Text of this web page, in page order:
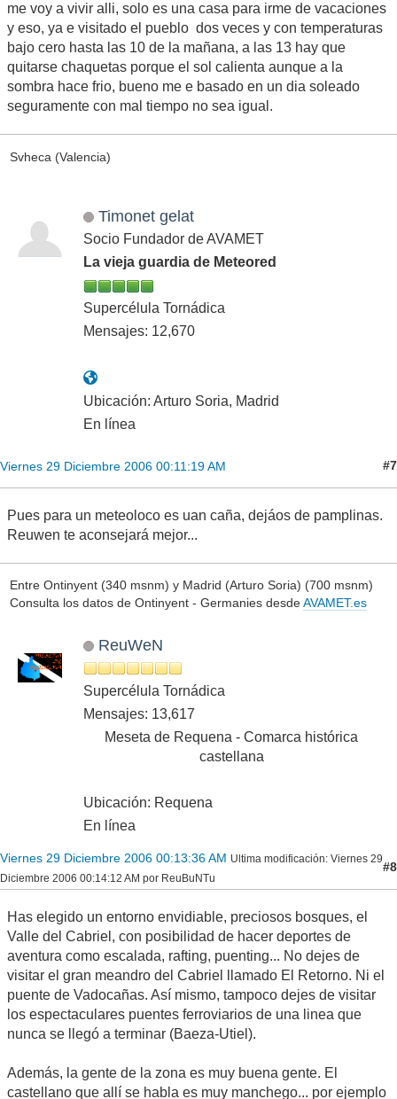
me voy a vivir alli, solo es una casa para irme de vacaciones
y eso, ya e visitado el pueblo dos veces y con temperaturas
bajo cero hasta las 10 de la mañana, a las 13 hay que
quitarse chaquetas porque el sol calienta aunque a la
sombra hace frio, bueno me e basado en un dia soleado
seguramente con mal tiempo no sea igual.
Svheca (Valencia)
Timonet gelat
Socio Fundador de AVAMET
La vieja guardia de Meteored
Supercélula Tornádica
Mensajes: 12,670
Ubicación: Arturo Soria, Madrid
En línea
Viernes 29 Diciembre 2006 00:11:19 AM #7
Pues para un meteoloco es uan caña, dejáos de pamplinas.
Reuwen te aconsejará mejor...
Entre Ontinyent (340 msnm) y Madrid (Arturo Soria) (700 msnm)
Consulta los datos de Ontinyent - Germanies desdeAVAMET.es
ReuWeN
Supercélula Tornádica
Mensajes: 13,617
Meseta de Requena - Comarca histórica
castellana
Ubicación: Requena
En línea
Viernes 29 Diciembre 2006 00:13:36 AM Ultima modificación: Viernes 29
Diciembre 2006 00:14:12 AM por ReuBuNTu
#8
Has elegido un entorno envidiable, preciosos bosques, el
Valle del Cabriel, con posibilidad de hacer deportes de
aventura como escalada, rafting, puenting... No dejes de
visitar el gran meandro del Cabriel llamado El Retorno. Ni el
puente de Vadocañas. Así mismo, tampoco dejes de visitar
los espectaculares puentes ferroviarios de una linea que
nunca se llegó a terminar (Baeza-Utiel).
Además, la gente de la zona es muy buena gente. El
castellano que allí se habla es muy manchego... por ejemplo